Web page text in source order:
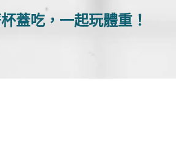
蓋吃，一起玩體重！